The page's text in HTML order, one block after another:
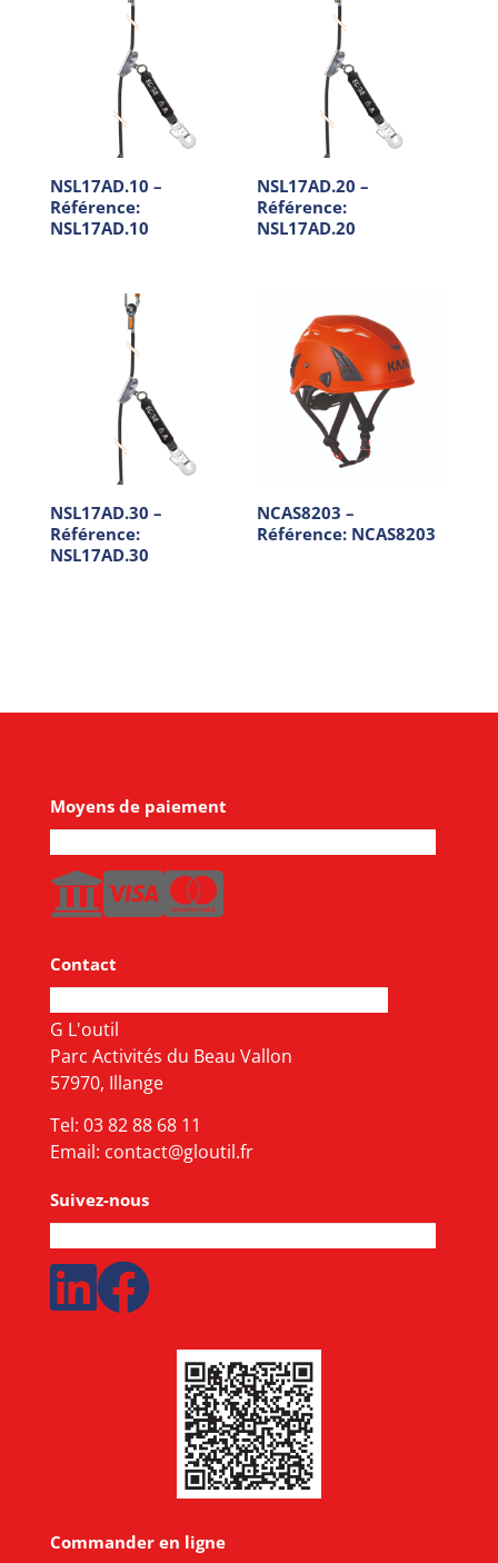
NSL17AD.10 –
Référence:
NSL17AD.10
NSL17AD.20 –
Référence:
NSL17AD.20
NSL17AD.30 –
Référence:
NSL17AD.30
NCAS8203 –
Référence: NCAS8203
Moyens de paiement
Contact
G L'outil
Parc Activités du Beau Vallon
57970, Illange
Tel: 03 82 88 68 11
Email: contact@gloutil.fr
Suivez-nous
Commander en ligne